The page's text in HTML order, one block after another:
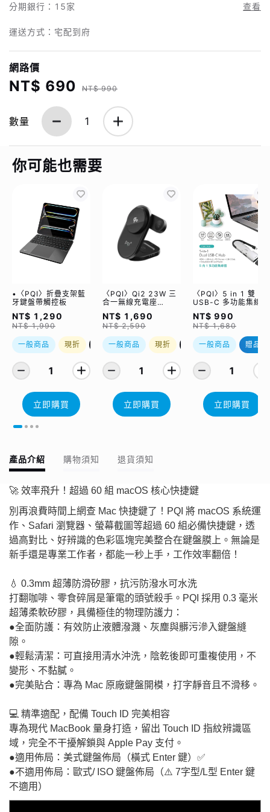
分期銀行： 15家 查看
運送方式：宅配到府
網路價
NT$ 690 NT$ 990
數量 1
你可能也需要
•〈PQI〉折疊支架藍
牙鍵盤帶觸控板
NT$ 1,290
NT$ 1,990
一般商品 現折 優惠加購
1
立即購買
〈PQI〉Qi2 23W 三
合一無線充電座
(WCC2302)
NT$ 1,690
NT$ 2,590
一般商品 現折 優惠加購
1
立即購買
〈PQI〉5 in 1 雙
USB-C 多功能集線器
（限量加贈｜U988
class 10 Micro SD
記憶卡 64GB，附 SD
轉卡）
NT$ 990
NT$ 1,680
一般商品 贈品
1
立即購買
產品介紹 購物須知 退貨須知
🚀 效率飛升！超過 60 組 macOS 核心快捷鍵
別再浪費時間上網查 Mac 快捷鍵了！PQI 將 macOS 系統運
作、Safari 瀏覽器、螢幕截圖等超過 60 組必備快捷鍵，透
過高對比、好辨識的色彩區塊完美整合在鍵盤膜上。無論是
新手還是專業工作者，都能一秒上手，工作效率翻倍！
💧 0.3mm 超薄防滑矽膠，抗污防潑水可水洗
打翻咖啡、零食碎屑是筆電的頭號殺手。PQI 採用 0.3 毫米
超薄柔軟矽膠，具備極佳的物理防護力：
●全面防護：有效防止液體潑濺、灰塵與髒污滲入鍵盤縫
隙。
●輕鬆清潔：可直接用清水沖洗，陰乾後即可重複使用，不
變形、不黏膩。
●完美貼合：專為 Mac 原廠鍵盤開模，打字靜音且不滑移。
💻 精準適配，配備 Touch ID 完美相容
專為現代 MacBook 量身打造，留出 Touch ID 指紋辨識區
域，完全不干擾解鎖與 Apple Pay 支付。
●適用佈局：美式鍵盤佈局（橫式 Enter 鍵）✅
●不適用佈局：歐式/ ISO 鍵盤佈局（⚠️ 7字型/L型 Enter 鍵
不適用）